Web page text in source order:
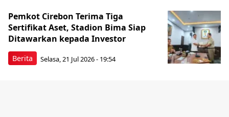
Berita
Pemkot Cirebon Terima Tiga
Sertifikat Aset, Stadion Bima Siap
Ditawarkan kepada Investor
Selasa, 21 Jul 2026 - 19:54